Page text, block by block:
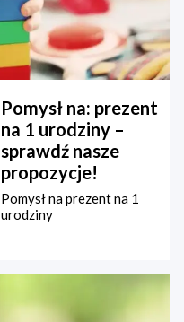
Pomysł na: prezent
na 1 urodziny –
sprawdź nasze
propozycje!
Pomysł na prezent na 1
urodziny